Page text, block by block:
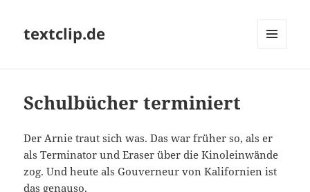
textclip.de
Schulbücher terminiert
Der Arnie traut sich was. Das war früher so, als er
als Terminator und Eraser über die Kinoleinwände
zog. Und heute als Gouverneur von Kalifornien ist
das genauso.